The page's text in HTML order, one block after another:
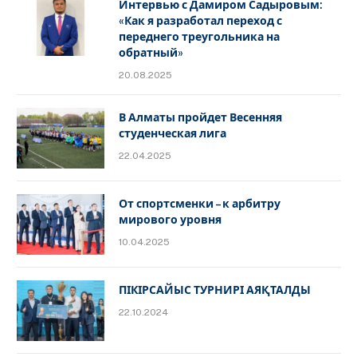
Интервью с Дамиром Садыровым:
«Как я разработал переход с
переднего треугольника на
обратный»
20.08.2025
В Алматы пройдет Весенняя
студенческая лига
22.04.2025
От спортсменки – к арбитру
мирового уровня
10.04.2025
ПІКІРСАЙЫС ТУРНИРІ АЯҚТАЛДЫ
22.10.2024